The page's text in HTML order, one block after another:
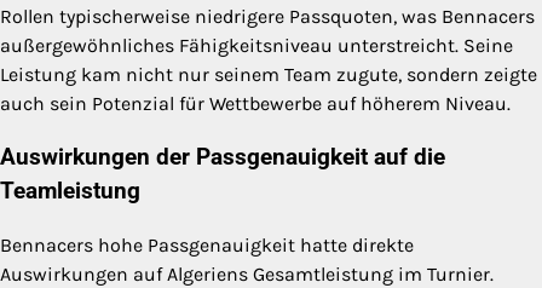
Rollen typischerweise niedrigere Passquoten, was Bennacers
außergewöhnliches Fähigkeitsniveau unterstreicht. Seine
Leistung kam nicht nur seinem Team zugute, sondern zeigte
auch sein Potenzial für Wettbewerbe auf höherem Niveau.
Auswirkungen der Passgenauigkeit auf die
Teamleistung
Bennacers hohe Passgenauigkeit hatte direkte
Auswirkungen auf Algeriens Gesamtleistung im Turnier.